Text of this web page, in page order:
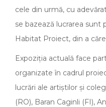
cele din urmă, cu
se bazează lucrarea
Habitat Proiect, din a
Expoziția actuală face
organizate în cadrul
lucrări ale artiștilor și
(RO), Baran Caginli (FI),